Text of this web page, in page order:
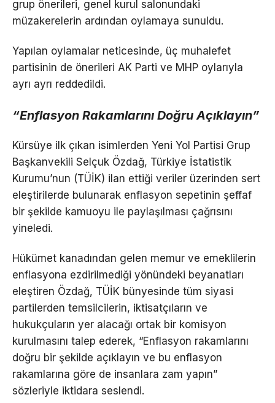
grup önerileri, genel kurul salonundaki
müzakerelerin ardından oylamaya sunuldu.
Yapılan oylamalar neticesinde, üç muhalefet
partisinin de önerileri AK Parti ve MHP oylarıyla
ayrı ayrı reddedildi.
“Enflasyon Rakamlarını Doğru Açıklayın”
Kürsüye ilk çıkan isimlerden Yeni Yol Partisi Grup
Başkanvekili Selçuk Özdağ, Türkiye İstatistik
Kurumu’nun (TÜİK) ilan ettiği veriler üzerinden sert
eleştirilerde bulunarak enflasyon sepetinin şeffaf
bir şekilde kamuoyu ile paylaşılması çağrısını
yineledi.
Hükümet kanadından gelen memur ve emeklilerin
enflasyona ezdirilmediği yönündeki beyanatları
eleştiren Özdağ, TÜİK bünyesinde tüm siyasi
partilerden temsilcilerin, iktisatçıların ve
hukukçuların yer alacağı ortak bir komisyon
kurulmasını talep ederek, “Enflasyon rakamlarını
doğru bir şekilde açıklayın ve bu enflasyon
rakamlarına göre de insanlara zam yapın”
sözleriyle iktidara seslendi.